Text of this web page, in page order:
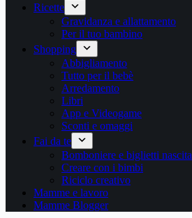
Ricette
Gravidanza e allattamento
Per il tuo bambino
Shopping
Abbigliamento
Tutto per il bebè
Arredamento
Libri
App e Videogame
Sconti e omaggi
Fai da te
Bomboniere e biglietti nascita
Creare con i bimbi
Riciclo creativo
Mamme e lavoro
Mamme Blogger